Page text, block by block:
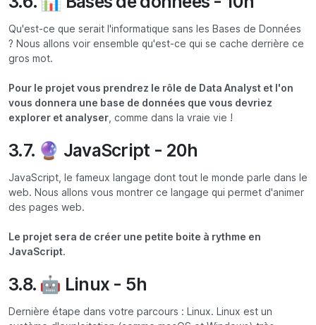
Qu'est-ce que serait l'informatique sans les Bases de Données
? Nous allons voir ensemble qu'est-ce qui se cache derrière ce
gros mot.
Pour le projet vous prendrez le rôle de Data Analyst et l'on
vous donnera une base de données que vous devriez
explorer et analyser , comme dans la vraie vie !
3.7. 🔮 JavaScript - 20h
JavaScript, le fameux langage dont tout le monde parle dans le
web. Nous allons vous montrer ce langage qui permet d'animer
des pages web.
Le projet sera de créer une petite boite à rythme en
JavaScript.
3.8. 🤖 Linux - 5h
Dernière étape dans votre parcours : Linux. Linux est un